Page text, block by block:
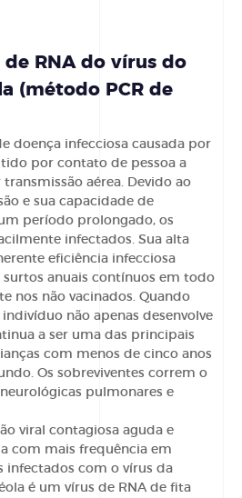
RNA do vírus do
(método PCR de
doença infecciosa causada por
por contato de pessoa a
aérea. Devido ao
e sua capacidade de
período prolongado, os
infectados. Sua alta
eficiência infecciosa
anuais contínuos em todo
nos não vacinados. Quando
não apenas desenvolve
a ser uma das principais
com menos de cinco anos
Os sobreviventes correm o
pulmonares e
viral contagiosa aguda e
com mais frequência em
infectados com o vírus da
é um vírus de RNA de fita